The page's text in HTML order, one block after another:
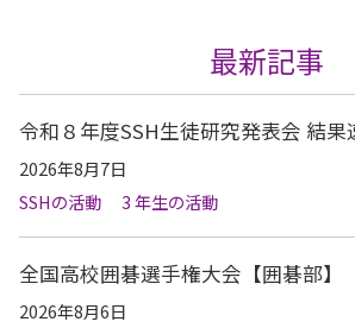
最新記事
令和８年度SSH生徒研究発表会 結果
2026年8月7日
SSHの活動
3 年生の活動
全国高校囲碁選手権大会【囲碁部】
2026年8月6日